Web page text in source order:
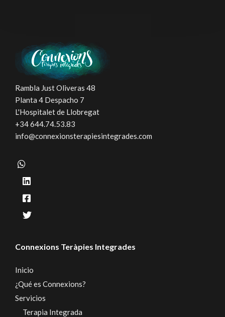
Rambla Just Oliveras 48
Planta 4 Despacho 7
L'Hospitalet de Llobregat
+34 644.74.53.83
info@connexionsterapiesintegrades.com
Connexions Teràpies Integrades
Inicio
¿Qué es Connexions?
Servicios
Terapia Integrada